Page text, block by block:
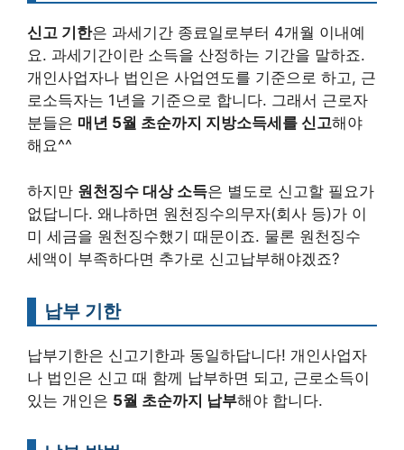
신고 기한은 과세기간 종료일로부터 4개월 이내예
요. 과세기간이란 소득을 산정하는 기간을 말하죠.
개인사업자나 법인은 사업연도를 기준으로 하고, 근
로소득자는 1년을 기준으로 합니다. 그래서 근로자
분들은 매년 5월 초순까지 지방소득세를 신고해야
해요^^
하지만 원천징수 대상 소득은 별도로 신고할 필요가
없답니다. 왜냐하면 원천징수의무자(회사 등)가 이
미 세금을 원천징수했기 때문이죠. 물론 원천징수
세액이 부족하다면 추가로 신고납부해야겠죠?
납부 기한
납부기한은 신고기한과 동일하답니다! 개인사업자
나 법인은 신고 때 함께 납부하면 되고, 근로소득이
있는 개인은 5월 초순까지 납부해야 합니다.